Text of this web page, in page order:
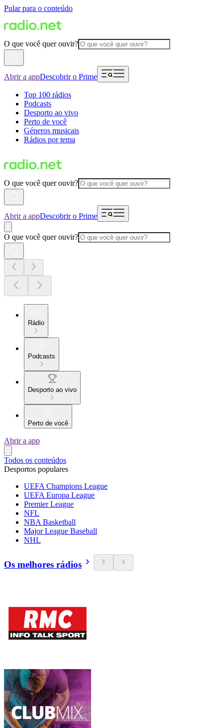
Pular para o conteúdo
O que você quer ouvir?
Abrir a appDescobrir o Prime
Top 100 rádios
Podcasts
Desporto ao vivo
Perto de você
Géneros musicais
Rádios por tema
O que você quer ouvir?
Abrir a appDescobrir o Prime
O que você quer ouvir?
Rádio
Podcasts
Desporto ao vivo
Perto de você
Abrir a app
Todos os conteúdos
Desportos populares
UEFA Champions League
UEFA Europa League
Premier League
NFL
NBA Basketball
Major League Baseball
NHL
Os melhores rádios